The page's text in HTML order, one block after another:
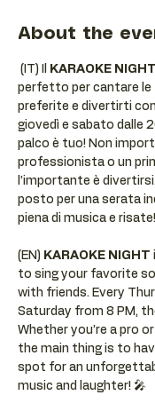
About the
(IT) Il KARAOKE NIGHT
perfetto per cantare le
preferite e divertirti con
giovedì e sabato dalle
palco è tuo! Non
professionista o un
l’importante è
posto per una serata
piena di musica e
(EN) KARAOKE NIGHT
to sing your favorite
with friends. Every
Saturday from 8 PM,
Whether you’re a pro
the main thing is to
spot for an
music and laughter! 🎤